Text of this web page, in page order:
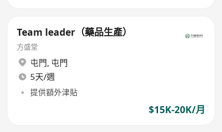
Team leader（藥品生產）
方盛堂
屯門, 屯門
5天/週
提供額外津貼
$15K-20K/月